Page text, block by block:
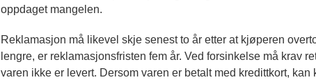
oppdaget mangelen.
Reklamasjon må likevel skje senest to år etter at kjøperen
lengre, er reklamasjonsfristen fem år. Ved forsinkelse må krav
varen ikke er levert. Dersom varen er betalt med kredittkort,